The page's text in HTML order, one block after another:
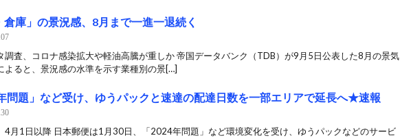
倉庫」の景況感、8月まで一進一退続く
調査、コロナ感染拡大や軽油高騰が重しか 帝国データバンク（TDB）が9月5日公表した8月の景気
よると、景況感の水準を示す業種別の景[…]
問題」など受け、ゆうパックと速達の配達日数を一部エリアで延長へ★速報
4月1日以降 日本郵便は1月30日、「2024年問題」など環境変化を受け、ゆうパックなどのサービ